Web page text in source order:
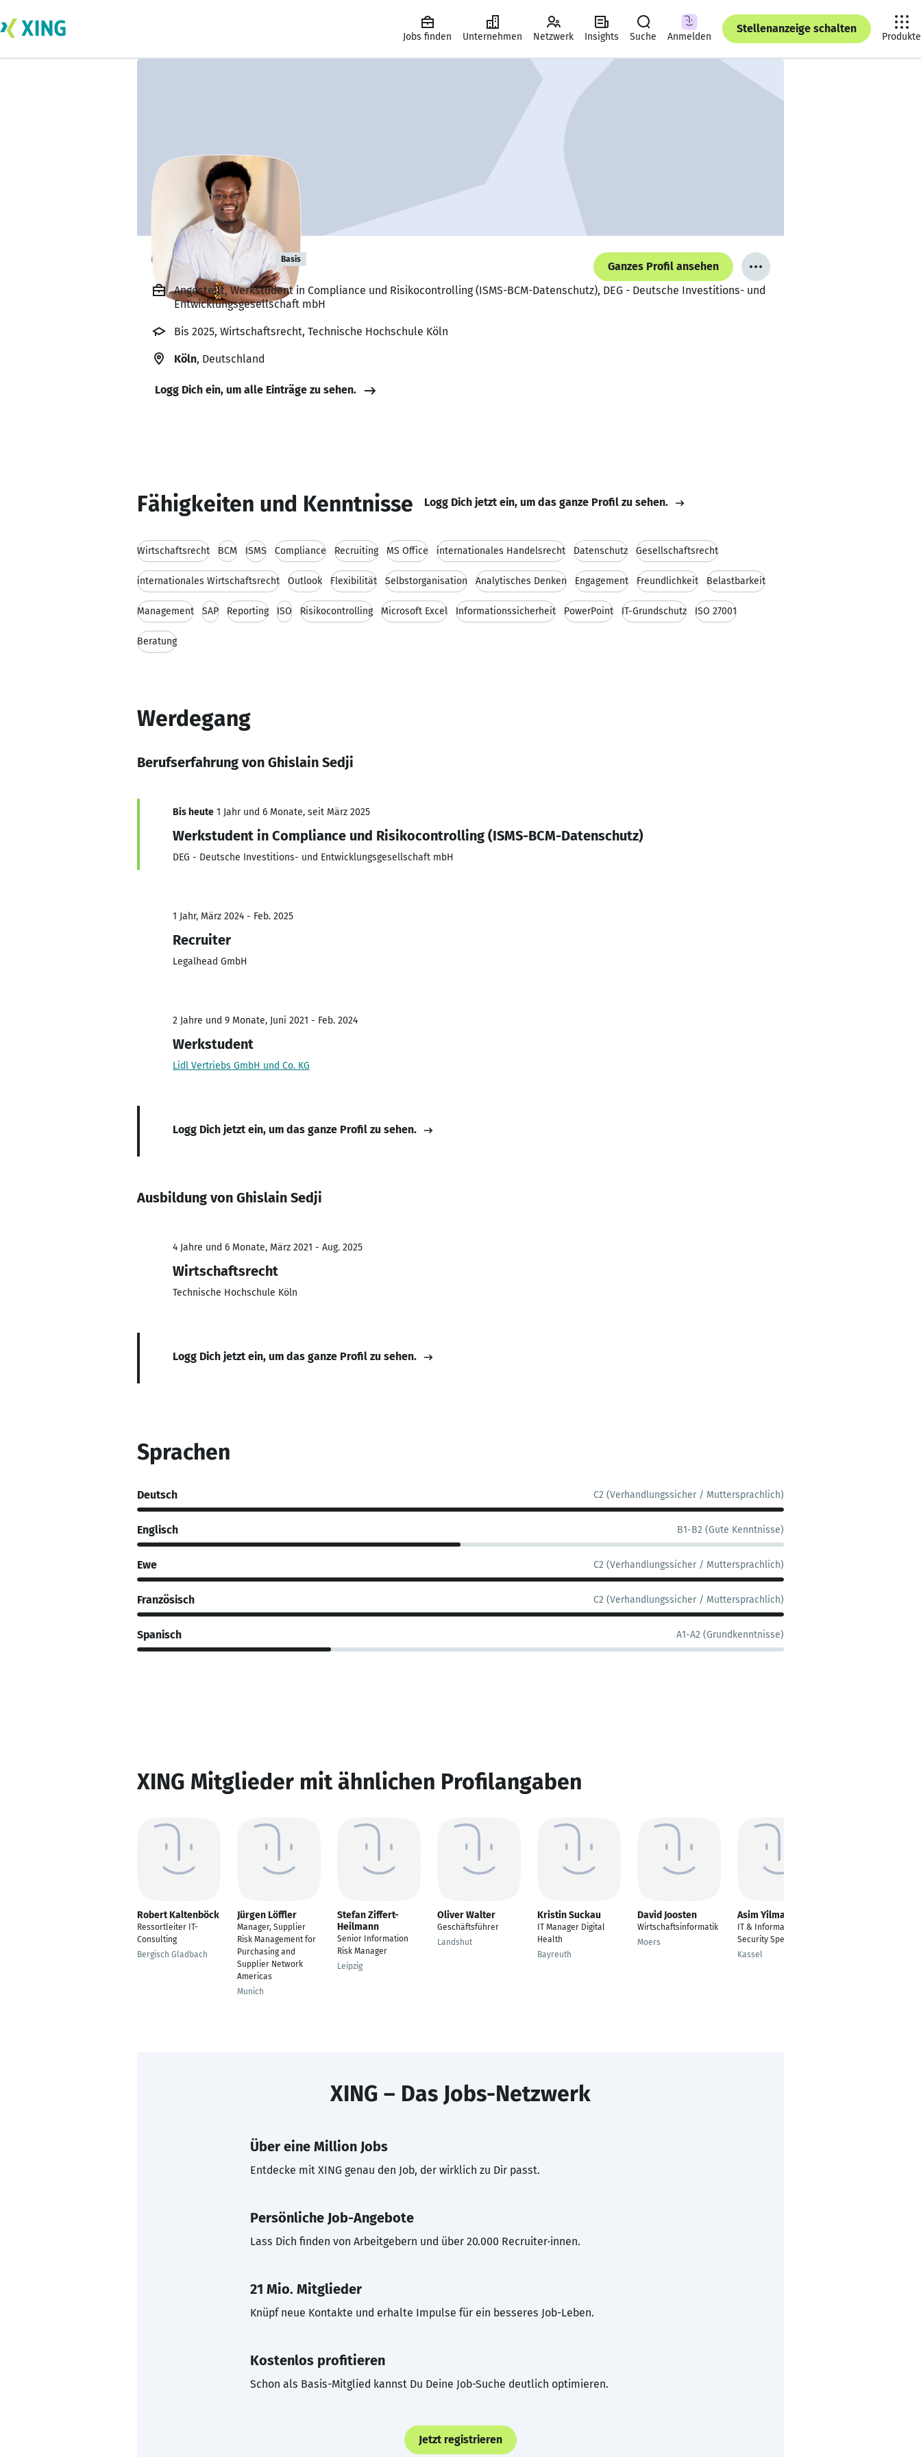
Jobs finden Unternehmen Netzwerk Insights Suche Anmelden
Stellenanzeige schalten
Produkte
Ghislain Sedji Basis
Ganzes Profil ansehen
Angestellt, Werkstudent in Compliance und Risikocontrolling (ISMS-BCM-Datenschutz), DEG - Deutsche Investitions- und
Entwicklungsgesellschaft mbH
Bis 2025, Wirtschaftsrecht, Technische Hochschule Köln
Köln, Deutschland
Logg Dich ein, um alle Einträge zu sehen.
Fähigkeiten und Kenntnisse Logg Dich jetzt ein, um das ganze Profil zu sehen.
Wirtschaftsrecht BCM ISMS Compliance Recruiting MS Office internationales Handelsrecht Datenschutz Gesellschaftsrecht
internationales Wirtschaftsrecht Outlook Flexibilität Selbstorganisation Analytisches Denken Engagement Freundlichkeit Belastbarkeit
Management SAP Reporting ISO Risikocontrolling Microsoft Excel Informationssicherheit PowerPoint IT-Grundschutz ISO 27001
Beratung
Werdegang
Berufserfahrung von Ghislain Sedji
Bis heute 1 Jahr und 6 Monate, seit März 2025
Werkstudent in Compliance und Risikocontrolling (ISMS-BCM-Datenschutz)
DEG - Deutsche Investitions- und Entwicklungsgesellschaft mbH
1 Jahr, März 2024 - Feb. 2025
Recruiter
Legalhead GmbH
2 Jahre und 9 Monate, Juni 2021 - Feb. 2024
Werkstudent
Lidl Vertriebs GmbH und Co. KG
Logg Dich jetzt ein, um das ganze Profil zu sehen.
Ausbildung von Ghislain Sedji
4 Jahre und 6 Monate, März 2021 - Aug. 2025
Wirtschaftsrecht
Technische Hochschule Köln
Logg Dich jetzt ein, um das ganze Profil zu sehen.
Sprachen
Deutsch C2 (Verhandlungssicher / Muttersprachlich)
Englisch B1-B2 (Gute Kenntnisse)
Ewe C2 (Verhandlungssicher / Muttersprachlich)
Französisch C2 (Verhandlungssicher / Muttersprachlich)
Spanisch A1-A2 (Grundkenntnisse)
XING Mitglieder mit ähnlichen Profilangaben
Robert Kaltenböck
Ressortleiter IT-
Consulting
Bergisch Gladbach
Jürgen Löffler
Manager, Supplier
Risk Management for
Purchasing and
Supplier Network
Americas
Munich
Stefan Ziffert-
Heilmann
Senior Information
Risk Manager
Leipzig
Oliver Walter
Geschäftsführer
Landshut
Kristin Suckau
IT Manager Digital
Health
Bayreuth
David Joosten
Wirtschaftsinformatik
Moers
Asim Yilmaz
IT & Information
Security Spezialist
Kassel
XING – Das Jobs-Netzwerk
Über eine Million Jobs
Entdecke mit XING genau den Job, der wirklich zu Dir passt.
Persönliche Job-Angebote
Lass Dich finden von Arbeitgebern und über 20.000 Recruiter·innen.
21 Mio. Mitglieder
Knüpf neue Kontakte und erhalte Impulse für ein besseres Job-Leben.
Kostenlos profitieren
Schon als Basis-Mitglied kannst Du Deine Job-Suche deutlich optimieren.
Jetzt registrieren